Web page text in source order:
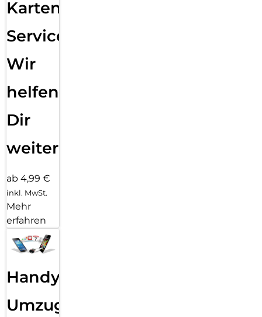
Karten
Service:
Wir
helfen
Dir
weiter
ab 4,99 €
inkl. MwSt.
Mehr
erfahren
Handy
Umzug